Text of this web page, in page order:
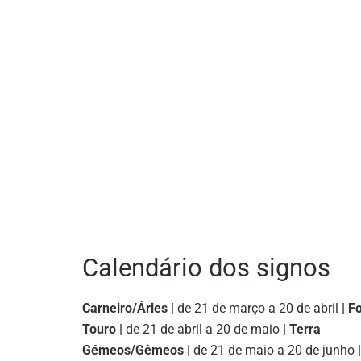
Calendário dos signos
Carneiro/Áries | de 21 de março a 20 de abril |
Touro | de 21 de abril a 20 de maio | Terra
Gémeos/Gêmeos | de 21 de maio a 20 de junho